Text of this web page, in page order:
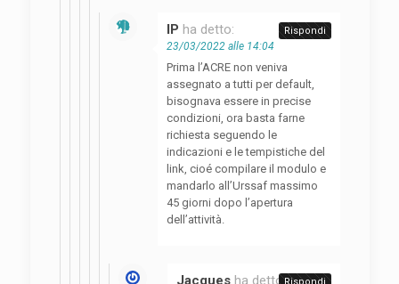
IP ha detto:
23/03/2022 alle 14:04
Prima l’ACRE non veniva
assegnato a tutti per default,
bisognava essere in precise
condizioni, ora basta farne
richiesta seguendo le
indicazioni e le tempistiche del
link, cioé compilare il modulo e
mandarlo all’Urssaf massimo
45 giorni dopo l’apertura
dell’attività.
Rispondi
Jacques ha detto:Rispondi